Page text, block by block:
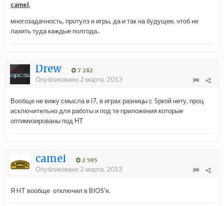
camel,
многозадачность, протулз и игры, да и так на будущее, чтоб не
лазить туда каждые полгода..
Drew 7 282
Опубликовано 2 марта, 2013
Вообще не вижу смысла в i7, в играх разницы с 5ркой нету, проц
исключительно для работы и под те приложения которые
оптимизированы под НТ
camel 2 595
Опубликовано 2 марта, 2013
Я HT вообще отключил в BIOS'е.